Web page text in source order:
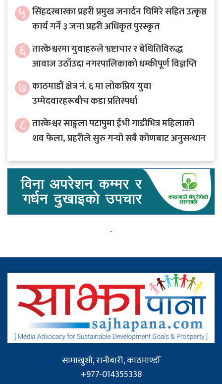
५ सिंहदरबारका प्रहरी प्रमुख जनार्दन घिमिरे सहित उत्कृष्ठ
कार्य गर्ने ३ जना प्रहरी अधिकृत पुरस्कृत
६ तारकेश्वरमा युवाहरुले भ्रष्टाचार र बेथितिविरुद्ध
आवाज उठाँउदा नगरपालिकाको धम्कीपूर्ण विज्ञप्ति
७ काठमाडौं क्षेत्र नं. ६ मा लोकप्रिय युवा
उम्मेदवारहरूबीच कडा प्रतिस्पर्धा
८ तारकेश्वर साङ्गला पटापुमा ईभी गाडीभित्र महिलाको
शव फेला, प्रहरीले सुरु गर्‍यो सबै कोणबाट अनुसन्धान
सामाखुशी, रानीबारी, काठमाण्डौँ
+977-014355338